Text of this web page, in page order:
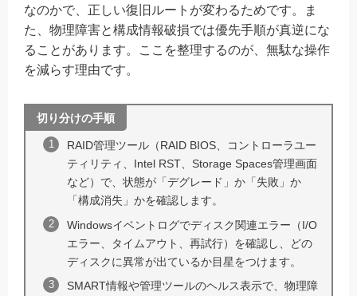
なのかで、正しい復旧ルートが変わるためです。ま
た、物理障害と構成情報破損では優先手順が真逆にな
ることがあります。ここを整理するのが、無駄な操作
を減らす理由です。
切り分けの手順
RAID管理ツール（RAID BIOS、コントローラユー
ティリティ、Intel RST、Storage Spaces管理画面
など）で、状態が「デグレード」か「失敗」か
「構成消失」かを確認します。
Windowsイベントログでディスク関連エラー（I/O
エラー、タイムアウト、再試行）を確認し、どの
ディスクに異常が出ているか目星をつけます。
SMART情報や管理ツールのヘルス表示で、物理障